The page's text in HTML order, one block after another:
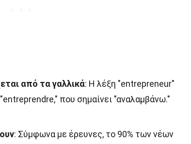
από τα γαλλικά: Η λέξη "entrepreneur"
που σημαίνει "αναλαμβάνω."
: Σύμφωνα με έρευνες, το 90% των νέων